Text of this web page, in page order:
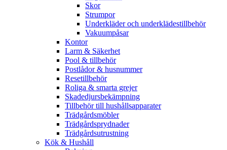
Skor
Strumpor
Underkläder och underklädestillbehör
Vakuumpåsar
Kontor
Larm & Säkerhet
Pool & tillbehör
Postlådor & husnummer
Resetillbehör
Roliga & smarta grejer
Skadedjursbekämpning
Tillbehör till hushållsapparater
Trädgårdsmöbler
Trädgårdsprydnader
Trädgårdsutrustning
Kök & Hushåll